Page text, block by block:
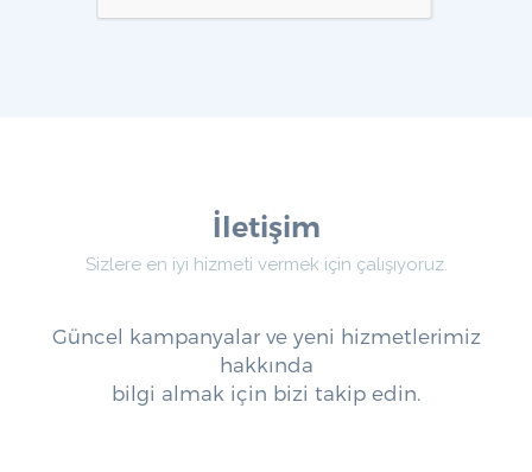
İletişim
Sizlere en iyi hizmeti vermek için çalışıyoruz.
Güncel kampanyalar ve yeni hizmetlerimiz
hakkında
bilgi almak için bizi takip edin.